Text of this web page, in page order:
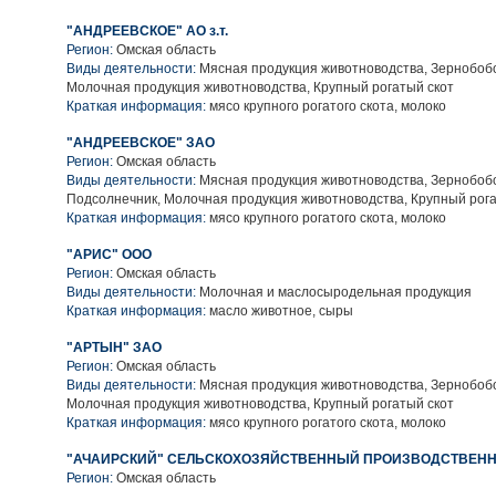
"АНДРЕЕВСКОЕ" АО з.т.
Регион: Омская область
Виды деятельности: Мясная продукция животноводства,
Молочная продукция животноводства, Крупный рогатый скот
Краткая информация: мясо крупного рогатого скота, молоко
"АНДРЕЕВСКОЕ" ЗАО
Регион: Омская область
Виды деятельности: Мясная продукция животноводства,
Подсолнечник, Молочная продукция животноводства, Крупный
Краткая информация: мясо крупного рогатого скота, молоко
"АРИС" ООО
Регион: Омская область
Виды деятельности: Молочная и маслосыродельная продукция
Краткая информация: масло животное, сыры
"АРТЫН" ЗАО
Регион: Омская область
Виды деятельности: Мясная продукция животноводства,
Молочная продукция животноводства, Крупный рогатый скот
Краткая информация: мясо крупного рогатого скота, молоко
"АЧАИРСКИЙ" СЕЛЬСКОХОЗЯЙСТВЕННЫЙ
Регион: Омская область